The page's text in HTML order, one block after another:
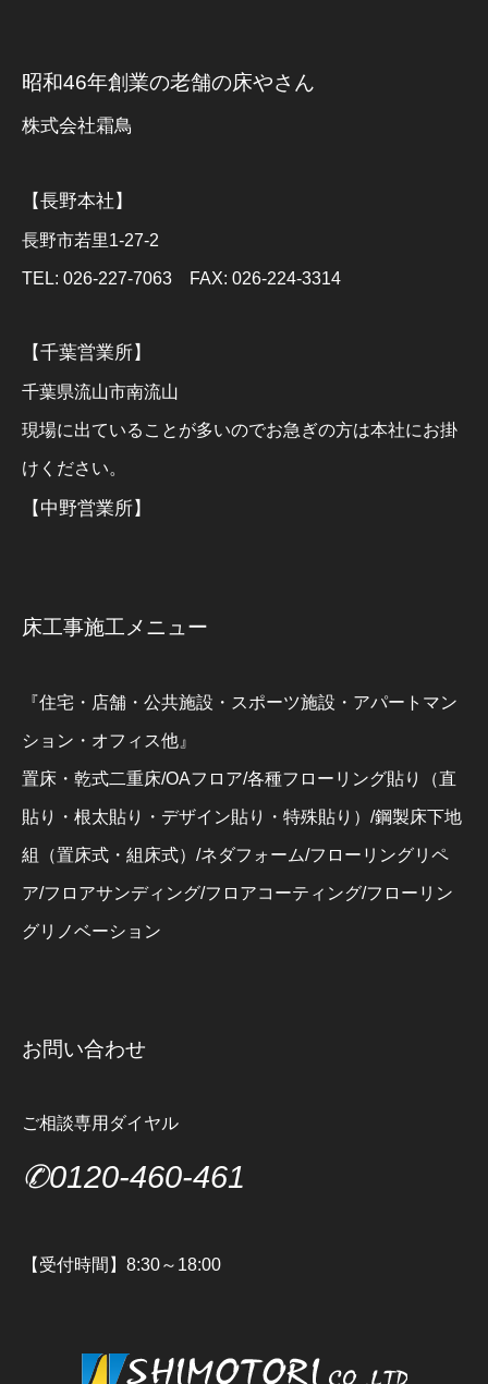
昭和46年創業の老舗の床やさん
株式会社霜鳥
【長野本社】
長野市若里1-27-2
TEL: 026-227-7063 FAX: 026-224-3314
【千葉営業所】
千葉県流山市南流山
現場に出ていることが多いのでお急ぎの方は本社にお掛
けください。
【中野営業所】
床工事施工メニュー
『住宅・店舗・公共施設・スポーツ施設・アパートマン
ション・オフィス他』
置床・乾式二重床/OAフロア/各種フローリング貼り（直
貼り・根太貼り・デザイン貼り・特殊貼り）/鋼製床下地
組（置床式・組床式）/ネダフォーム/フローリングリペ
ア/フロアサンディング/フロアコーティング/フローリン
グリノベーション
お問い合わせ
ご相談専用ダイヤル
✆0120-460-461
【受付時間】8:30～18:00